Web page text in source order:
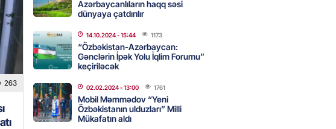
263
Türkiyədə 37,6 milyon, Rusiyada 16,7
milyon – Azərbaycanlıların yemək
xərcləri
07.08.2026 - 15:45
GÜNDƏM
Azərbaycanlıların haqq səsi
dünyaya çatdırılır
14.10.2024- 15:44 1173
“Özbəkistan-Azərbaycan:
Gənclərin İpək Yolu İqlim Forumu”
keçiriləcək
02.02.2024- 13:00 1761
Mobil Məmmədov “Yeni
Özbəkistanın ulduzları” Milli
Mükafatın aldı